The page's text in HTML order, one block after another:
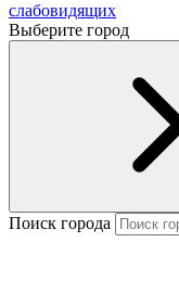
слабовидящих
Выберите город
Поиск города